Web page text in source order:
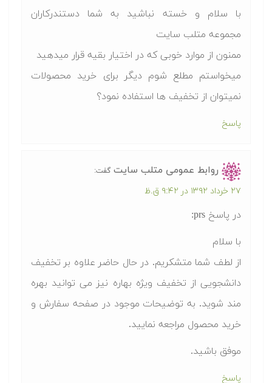
با سلام و خسته نباشید به شما دستندرکاران
مجموعه متلب سایت
ممنون از موارد خوبی که در اختیار بقیه قرار میدهید
میخواستم مطلع شوم دیگر برای خرید محصولات
نمیتوان از تخفیف ها استفاده نمود؟
پاسخ
روابط عمومی متلب سایت گفت:
۲۷ خرداد ۱۳۹۲ در ۹:۴۲ ق.ظ
در پاسخ prs:
با سلام
از لطف شما متشکریم. در حال حاضر علاوه بر تخفیف
دانشجویی از تخفیف ویژه بهاره نیز می توانید بهره
مند شوید. به توضیحات موجود در صفحه سفارش و
خرید محصول مراجعه نمایید.
موفق باشید.
پاسخ